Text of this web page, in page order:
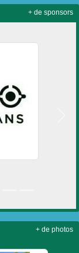
+ de sponsors
+ de photos